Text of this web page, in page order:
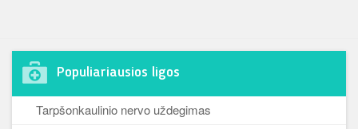
Populiariausios ligos
Tarpšonkaulinio nervo uždegimas